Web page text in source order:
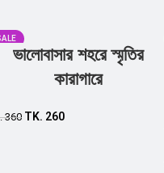
Add to cart
ভালোবাসার শহরে স্মৃতির
কারাগারে
360 TK. 260